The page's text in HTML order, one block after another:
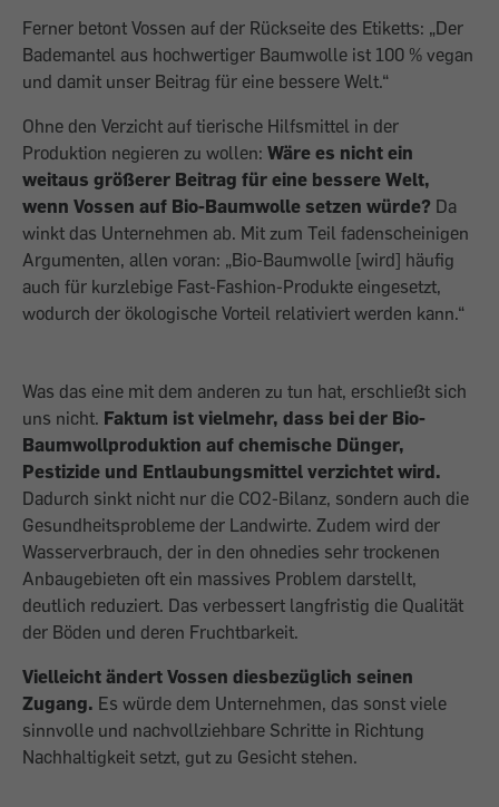
Ferner betont Vossen auf der Rückseite des Etiketts: „Der
Bademantel aus hoch­wertiger Baumwolle ist 100 % vegan
und damit unser Beitrag für eine bessere Welt.“
Ohne den Verzicht auf tierische Hilfsmittel in der
Produktion negieren zu wollen: Wäre es nicht ein
weitaus größerer Beitrag für eine bessere Welt,
wenn Vossen auf Bio-Baumwolle setzen würde? Da
winkt das Unternehmen ab. Mit zum Teil fadenscheinigen
Argumenten, allen voran: „Bio-Baumwolle [wird] häufig
auch für kurzlebige Fast-Fashion-Produkte eingesetzt,
wodurch der ökologische Vorteil relati­viert werden kann.“
Was das eine mit dem anderen zu tun hat, erschließt sich
uns nicht. Faktum ist vielmehr, dass bei der Bio-
Baumwollproduktion auf chemische Dünger,
Pestizide und Entlaubungsmittel verzichtet wird.
Dadurch sinkt nicht nur die CO2-Bilanz, sondern auch die
Gesundheitsprobleme der Landwirte. Zudem wird der
Wasserverbrauch, der in den ohnedies sehr trockenen
Anbaugebieten oft ein massives Problem darstellt,
deutlich reduziert. Das verbessert langfristig die Qualität
der Böden und deren Fruchtbarkeit.
Vielleicht ändert Vossen diesbezüglich seinen
Zugang. Es würde dem Unternehmen, das sonst viele
sinnvolle und nachvollziehbare Schritte in Richtung
Nachhaltigkeit setzt, gut zu Gesicht stehen.